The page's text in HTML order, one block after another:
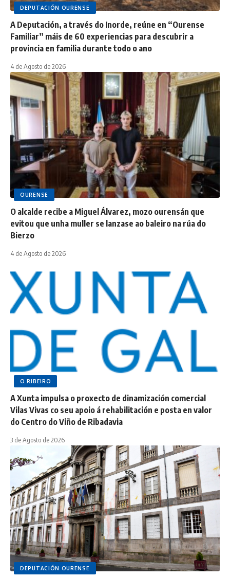
DEPUTACIÓN OURENSE
A Deputación, a través do Inorde, reúne en “Ourense
Familiar” máis de 60 experiencias para descubrir a
provincia en familia durante todo o ano
4 de Agosto de 2026
OURENSE
O alcalde recibe a Miguel Álvarez, mozo ourensán que
evitou que unha muller se lanzase ao baleiro na rúa do
Bierzo
4 de Agosto de 2026
O RIBEIRO
A Xunta impulsa o proxecto de dinamización comercial
Vilas Vivas co seu apoio á rehabilitación e posta en valor
do Centro do Viño de Ribadavia
3 de Agosto de 2026
DEPUTACIÓN OURENSE